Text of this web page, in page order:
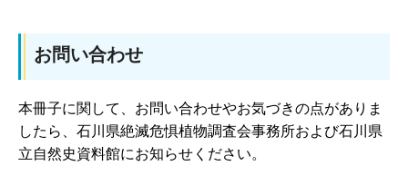
お問い合わせ
本冊子に関して、お問い合わせやお気づきの点がありま
したら、石川県絶滅危惧植物調査会事務所および石川県
立自然史資料館にお知らせください。